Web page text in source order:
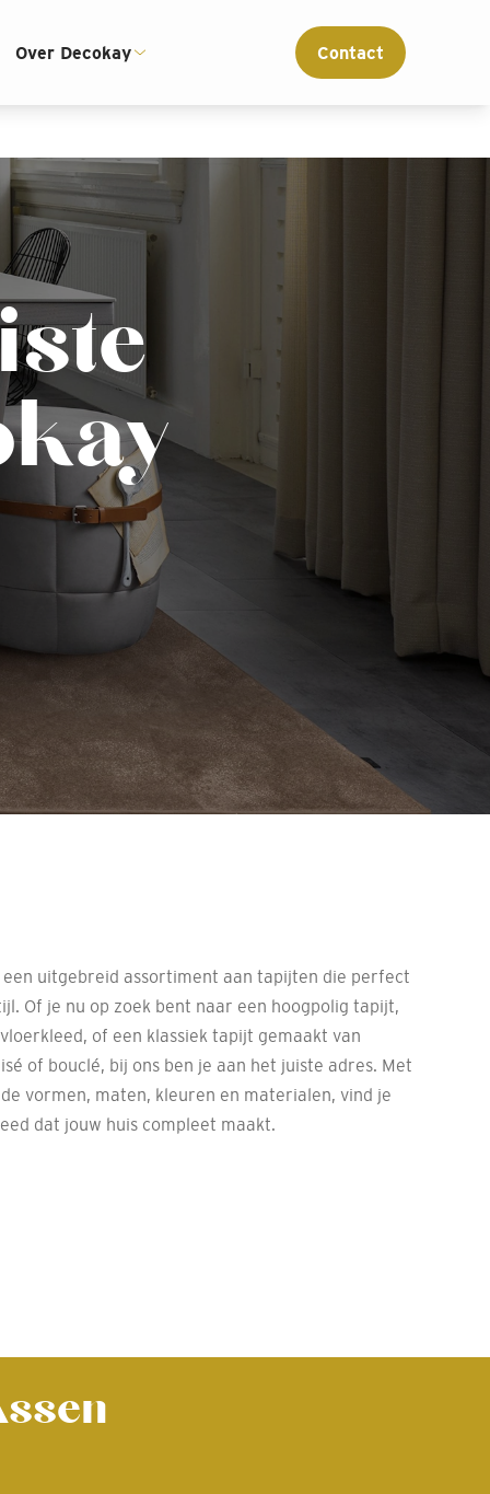
Interieur advies op maat
Over Decokay Contact
een uitgebreid assortiment aan tapijten die perfect
Of je nu op zoek bent naar een hoogpolig tapijt,
of een klassiek tapijt gemaakt van
of bouclé, bij ons ben je aan het juiste adres. Met
vormen, maten, kleuren en materialen, vind je
dat jouw huis compleet maakt.